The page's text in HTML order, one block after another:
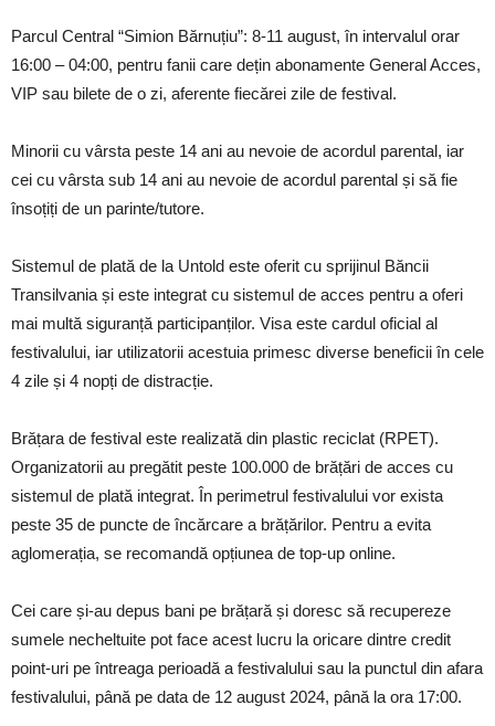
Parcul Central “Simion Bărnuțiu”: 8-11 august, în intervalul orar
16:00 – 04:00, pentru fanii care dețin abonamente General Acces,
VIP sau bilete de o zi, aferente fiecărei zile de festival.
Minorii cu vârsta peste 14 ani au nevoie de acordul parental, iar
cei cu vârsta sub 14 ani au nevoie de acordul parental și să fie
însoțiți de un parinte/tutore.
Sistemul de plată de la Untold este oferit cu sprijinul Băncii
Transilvania și este integrat cu sistemul de acces pentru a oferi
mai multă siguranță participanților. Visa este cardul oficial al
festivalului, iar utilizatorii acestuia primesc diverse beneficii în cele
4 zile și 4 nopți de distracție.
Brățara de festival este realizată din plastic reciclat (RPET).
Organizatorii au pregătit peste 100.000 de brățări de acces cu
sistemul de plată integrat. În perimetrul festivalului vor exista
peste 35 de puncte de încărcare a brățărilor. Pentru a evita
aglomerația, se recomandă opțiunea de top-up online.
Cei care și-au depus bani pe brățară și doresc să recupereze
sumele necheltuite pot face acest lucru la oricare dintre credit
point-uri pe întreaga perioadă a festivalului sau la punctul din afara
festivalului, până pe data de 12 august 2024, până la ora 17:00.